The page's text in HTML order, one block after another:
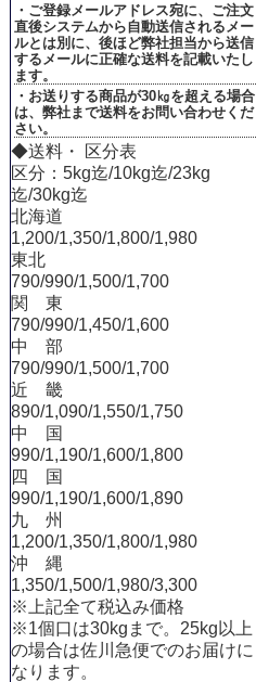
・ご登録メールアドレス宛に、ご注文
直後システムから自動送信されるメー
ルとは別に、後ほど弊社担当から送信
するメールに正確な送料を記載いたし
ます。
・お送りする商品が30㎏を超える場合
は、弊社まで送料をお問い合わせくだ
さい。
◆送料・ 区分表
区分：5kg迄/10kg迄/23kg
迄/30kg迄
北海道
1,200/1,350/1,800/1,980
東北
790/990/1,500/1,700
関 東
790/990/1,450/1,600
中 部
790/990/1,500/1,700
近 畿
890/1,090/1,550/1,750
中 国
990/1,190/1,600/1,800
四 国
990/1,190/1,600/1,890
九 州
1,200/1,350/1,800/1,980
沖 縄
1,350/1,500/1,980/3,300
※上記全て税込み価格
※1個口は30kgまで。25kg以上
の場合は佐川急便でのお届けに
なります。